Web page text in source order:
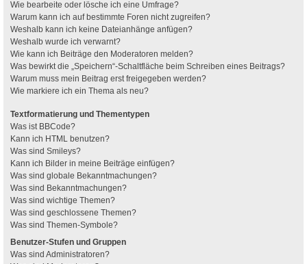
Wie bearbeite oder lösche ich eine Umfrage?
Warum kann ich auf bestimmte Foren nicht zugreifen?
Weshalb kann ich keine Dateianhänge anfügen?
Weshalb wurde ich verwarnt?
Wie kann ich Beiträge den Moderatoren melden?
Was bewirkt die „Speichern“-Schaltfläche beim Schreiben eines Beitrags?
Warum muss mein Beitrag erst freigegeben werden?
Wie markiere ich ein Thema als neu?
Textformatierung und Thementypen
Was ist BBCode?
Kann ich HTML benutzen?
Was sind Smileys?
Kann ich Bilder in meine Beiträge einfügen?
Was sind globale Bekanntmachungen?
Was sind Bekanntmachungen?
Was sind wichtige Themen?
Was sind geschlossene Themen?
Was sind Themen-Symbole?
Benutzer-Stufen und Gruppen
Was sind Administratoren?